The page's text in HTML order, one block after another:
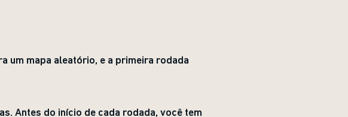
um mapa aleatório, e a primeira rodada
Antes do início de cada rodada, você tem